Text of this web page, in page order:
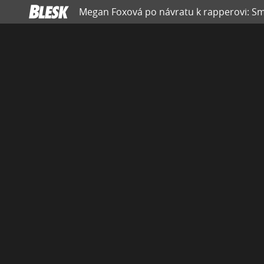
Megan Foxová po návratu k rapperovi: